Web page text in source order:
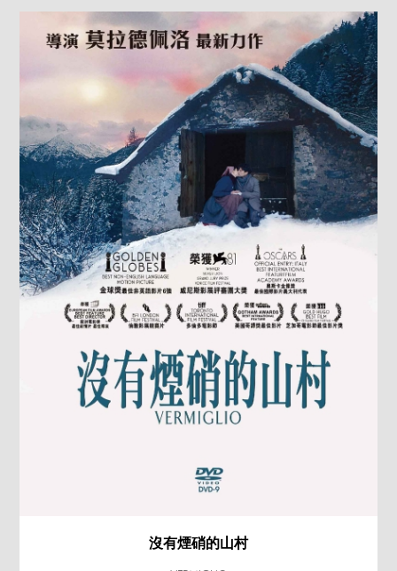
沒有煙硝的山村